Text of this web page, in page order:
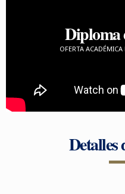
Diploma
OFERTA